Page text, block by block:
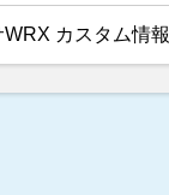
カスタム情報